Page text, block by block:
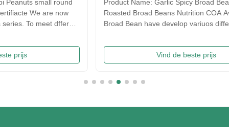
Product Name: Garlic Spicy Broad Beans Snack ,
Roasted Broad Beans Nutrition COA Avaliable Our
Broad Bean have develop variuos different flavors
research department, we frist created braod bean
chips in China. Introducing precise frying ...
crispy,